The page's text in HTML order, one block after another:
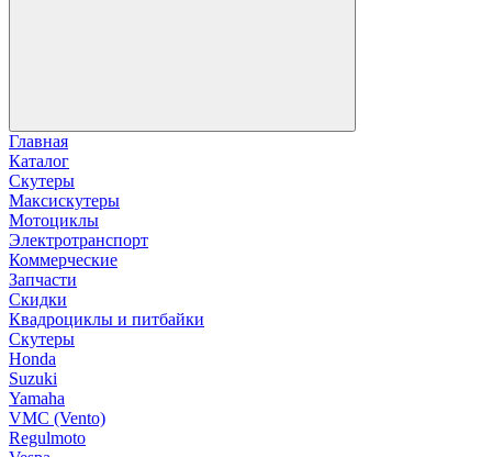
Главная
Каталог
Скутеры
Максискутеры
Мотоциклы
Электротранспорт
Коммерческие
Запчасти
Скидки
Квадроциклы и питбайки
Скутеры
Honda
Suzuki
Yamaha
VMC (Vento)
Regulmoto